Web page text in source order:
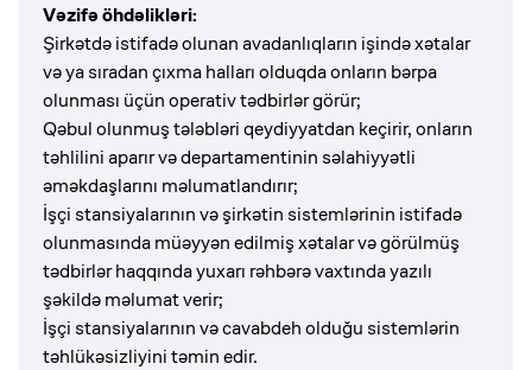
Vəzifə öhdəlikləri:
Şirkətdə istifadə olunan avadanlıqların işində xətalar
və ya sıradan çıxma halları olduqda onların bərpa
olunması üçün operativ tədbirlər görür;
Qəbul olunmuş tələbləri qeydiyyatdan keçirir, onların
təhlilini aparır və departamentinin səlahiyyətli
əməkdaşlarını məlumatlandırır;
İşçi stansiyalarının və şirkətin sistemlərinin istifadə
olunmasında müəyyən edilmiş xətalar və görülmüş
tədbirlər haqqında yuxarı rəhbərə vaxtında yazılı
şəkildə məlumat verir;
İşçi stansiyalarının və cavabdeh olduğu sistemlərin
təhlükəsizliyini təmin edir.